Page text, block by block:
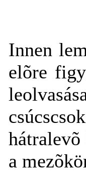
Innen
elõre
a